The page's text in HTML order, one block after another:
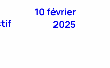
10 février
2025